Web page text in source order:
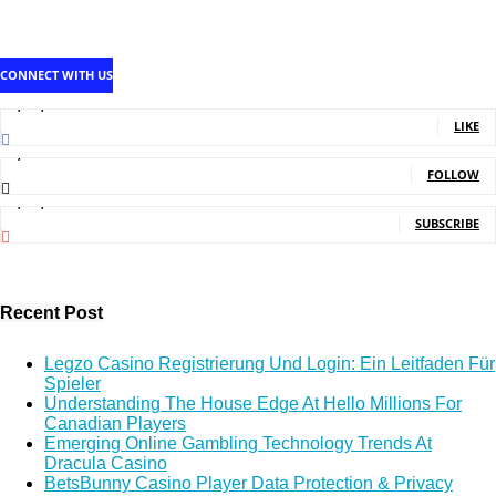
CONNECT WITH US
LIKE
FOLLOW
SUBSCRIBE
Recent Post
Legzo Casino Registrierung Und Login: Ein Leitfaden Für
Spieler
Understanding The House Edge At Hello Millions For
Canadian Players
Emerging Online Gambling Technology Trends At
Dracula Casino
BetsBunny Casino Player Data Protection & Privacy